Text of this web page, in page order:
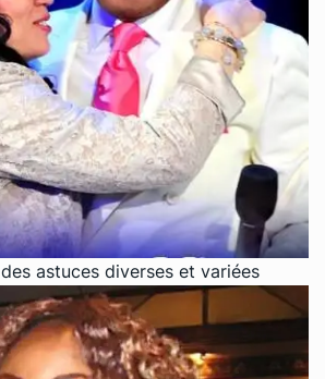
astuces diverses et variées